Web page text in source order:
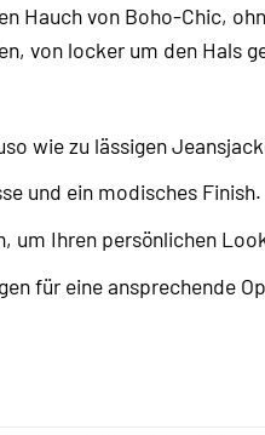
Hauch von Boho-Chic,
von locker um den Hals
wie zu lässigen
und ein modisches Finish.
um Ihren persönlichen
für eine ansprechende